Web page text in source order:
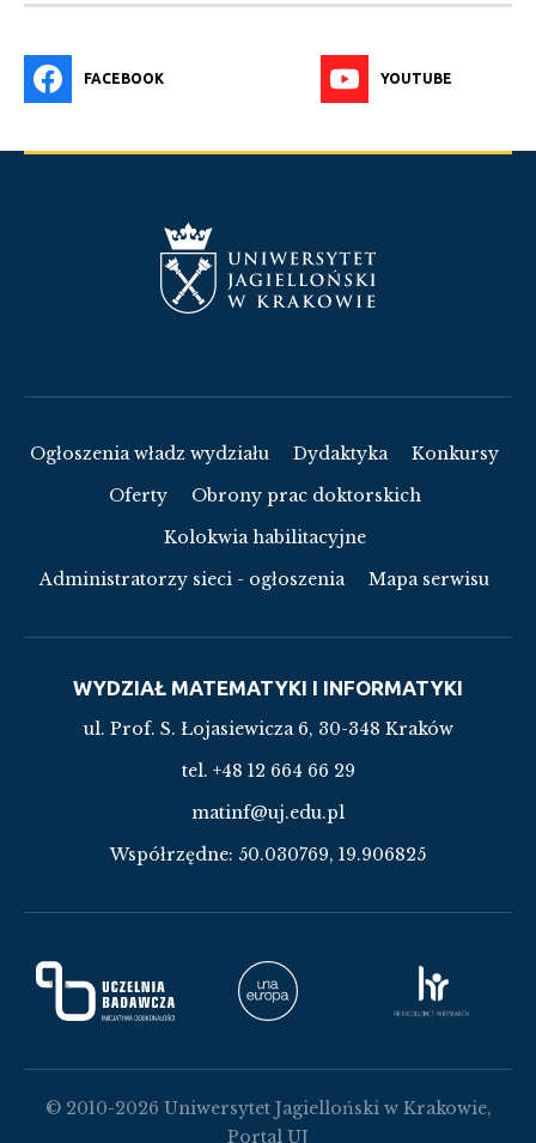
FACEBOOK YOUTUBE
Ogłoszenia władz wydziału Dydaktyka
Konkursy
Oferty
Obrony prac doktorskich
Kolokwia habilitacyjne
Administratorzy sieci - ogłoszenia
Mapa serwisu
WYDZIAŁ MATEMATYKI I INFORMATYKI
ul. Prof. S. Łojasiewicza 6, 30-348 Kraków
tel. +48 12 664 66 29
matinf@uj.edu.pl
Współrzędne: 50.030769, 19.906825
© 2010-2026 Uniwersytet Jagielloński w Krakowie,
Portal UJ